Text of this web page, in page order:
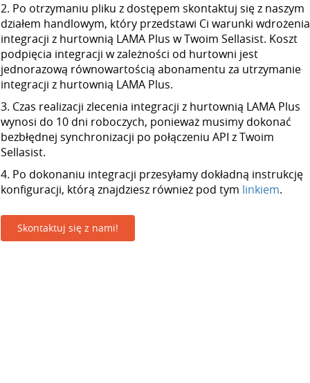
2. Po otrzymaniu pliku z dostępem skontaktuj się z naszym
działem handlowym, który przedstawi Ci warunki wdrożenia
integracji z hurtownią LAMA Plus w Twoim Sellasist. Koszt
podpięcia integracji w zależności od hurtowni jest
jednorazową równowartością abonamentu za utrzymanie
integracji z hurtownią LAMA Plus.
3. Czas realizacji zlecenia integracji z hurtownią LAMA Plus
wynosi do 10 dni roboczych, ponieważ musimy dokonać
bezbłędnej synchronizacji po połączeniu API z Twoim
Sellasist.
4. Po dokonaniu integracji przesyłamy dokładną instrukcję
konfiguracji, którą znajdziesz również pod tym linkiem.
Skontaktuj się z nami!